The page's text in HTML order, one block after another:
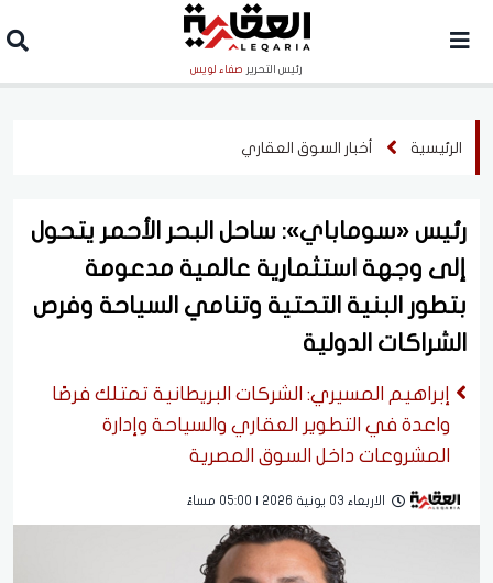
رئيس التحرير صفاء لويس
الرئيسية أخبار السوق العقاري
رئيس «سوماباي»: ساحل البحر الأحمر يتحول
إلى وجهة استثمارية عالمية مدعومة
بتطور البنية التحتية وتنامي السياحة وفرص
الشراكات الدولية
إبراهيم المسيري: الشركات البريطانية تمتلك فرصًا
واعدة في التطوير العقاري والسياحة وإدارة
المشروعات داخل السوق المصرية
الاربعاء 03 يونية 2026 | 05:00 مساءً